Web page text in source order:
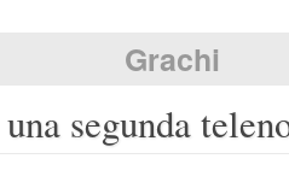
Grachi
segunda